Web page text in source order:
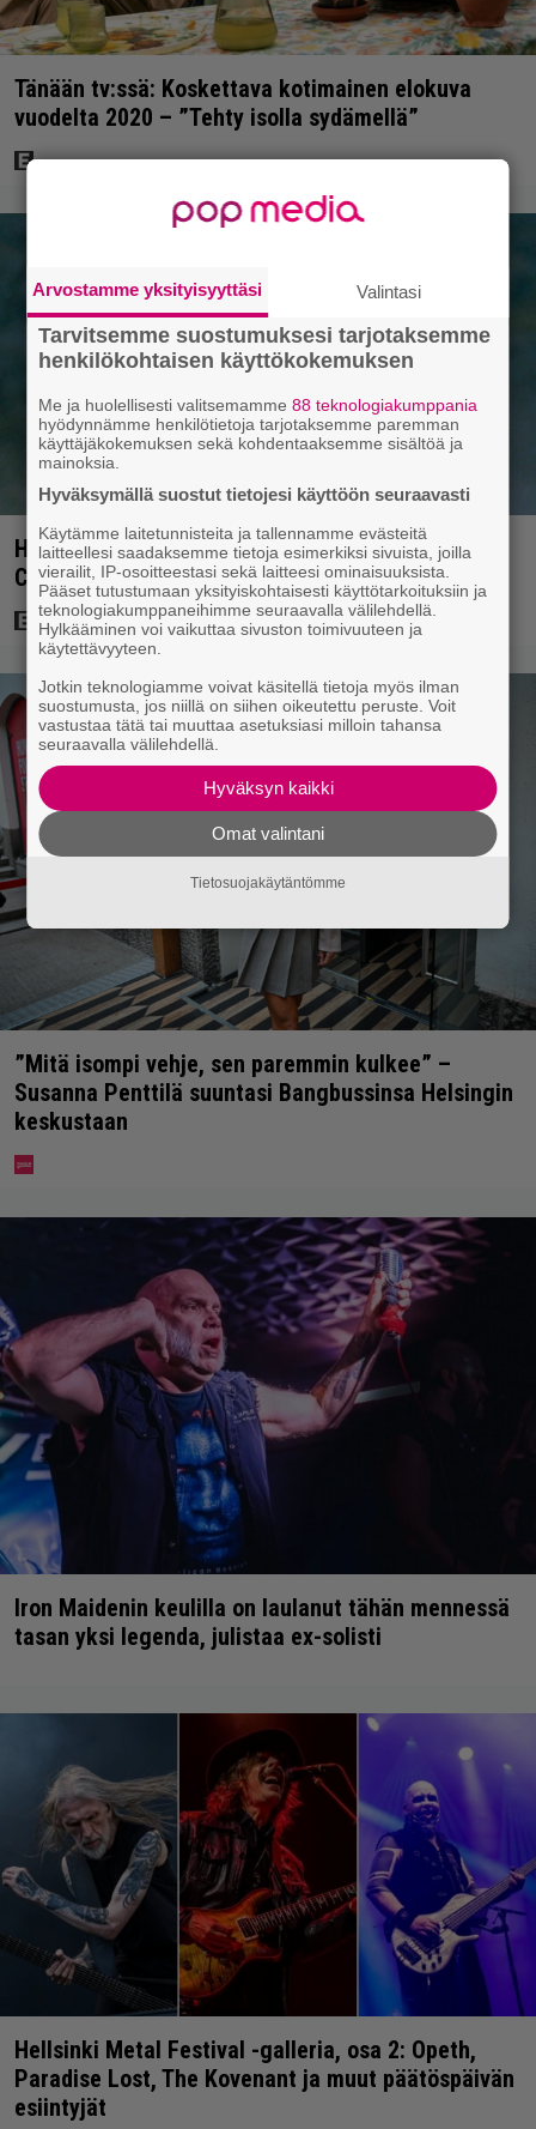
Tänään tv:ssä: Koskettava kotimainen elokuva
vuodelta 2020 – ”Tehty isolla sydämellä”
Highlander-tähti Christopher Lambert lyyhistyi
Comic-Conissa – ambulanssi vei sairaalaan
”Mitä isompi vehje, sen paremmin kulkee” –
Susanna Penttilä suuntasi Bangbussinsa Helsingin
keskustaan
Iron Maidenin keulilla on laulanut tähän mennessä
tasan yksi legenda, julistaa ex-solisti
Hellsinki Metal Festival -galleria, osa 2: Opeth,
Paradise Lost, The Kovenant ja muut päätöspäivän
esiintyjät
Arvostamme yksityisyyttäsi Valintasi
Tarvitsemme suostumuksesi tarjotaksemme
henkilökohtaisen käyttökokemuksen
Me ja huolellisesti valitsemamme88 teknologiakumppania
hyödynnämme henkilötietoja tarjotaksemme paremman
käyttäjäkokemuksen sekä kohdentaaksemme sisältöä ja
mainoksia.
Hyväksymällä suostut tietojesi käyttöön seuraavasti
Käytämme laitetunnisteita ja tallennamme evästeitä
laitteellesi saadaksemme tietoja esimerkiksi sivuista, joilla
vierailit, IP-osoitteestasi sekä laitteesi ominaisuuksista.
Pääset tutustumaan yksityiskohtaisesti käyttötarkoituksiin ja
teknologiakumppaneihimme seuraavalla välilehdellä.
Hylkääminen voi vaikuttaa sivuston toimivuuteen ja
käytettävyyteen.
Jotkin teknologiamme voivat käsitellä tietoja myös ilman
suostumusta, jos niillä on siihen oikeutettu peruste. Voit
vastustaa tätä tai muuttaa asetuksiasi milloin tahansa
seuraavalla välilehdellä.
Hyväksyn kaikki
Omat valintani
Tietosuojakäytäntömme